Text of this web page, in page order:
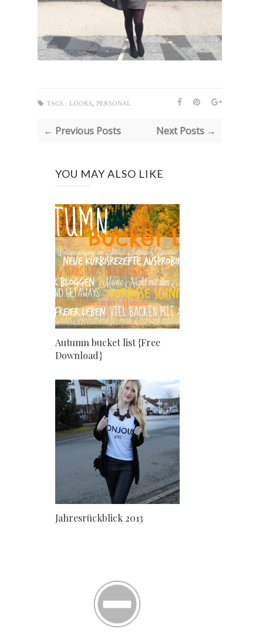
TAGS : LOOKS, PERSONAL
← Previous Posts Next Posts →
YOU MAY ALSO LIKE
Autumn bucket list {Free
Download}
Jahresrückblick 2013